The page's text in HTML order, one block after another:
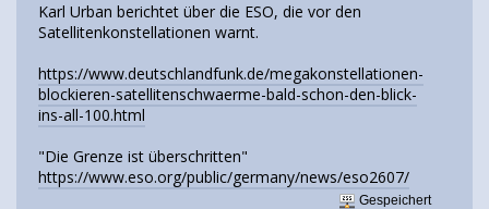
Karl Urban berichtet über die ESO, die vor den
Satellitenkonstellationen warnt.
https://www.deutschlandfunk.de/megakonstellationen-
blockieren-satellitenschwaerme-bald-schon-den-blick-
ins-all-100.html
"Die Grenze ist überschritten"
https://www.eso.org/public/germany/news/eso2607/
Gespeichert